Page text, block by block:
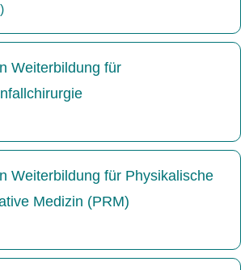
Weiterbildung für
Weiterbildung für Physikalische
Medizin (PRM)